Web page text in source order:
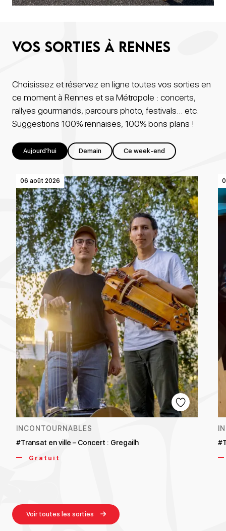
Vos sorties à rennes
Choisissez et réservez en ligne toutes vos sorties en
ce moment à Rennes et sa Métropole : concerts,
rallyes gourmands, parcours photo, festivals… etc.
Suggestions 100% rennaises, 100% bons plans !
Aujourd’hui Demain Ce week-end
06 août 2026
INCONTOURNABLES
#Transat en ville – Concert : Gregailh
Gratuit
Voir toutes les sorties